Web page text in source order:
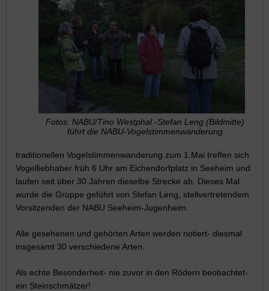
Fotos: NABU/Tino Westphal -Stefan Leng (Bildmitte)
führt die NABU-Vogelstimmenwanderung
traditionellen Vogelstimmenwanderung zum 1.Mai treffen sich
Vogelliebhaber früh 6 Uhr am Eichendorfplatz in Seeheim und
laufen seit über 30 Jahren dieselbe Strecke ab. Dieses Mal
wurde die Gruppe geführt von Stefan Leng, stellvertretendem
Vorsitzenden der NABU Seeheim-Jugenheim.
Alle gesehenen und gehörten Arten werden notiert- diesmal
insgesamt 30 verschiedene Arten.
Als echte Besonderheit- nie zuvor in den Rödern beobachtet-
ein Steinschmätzer!